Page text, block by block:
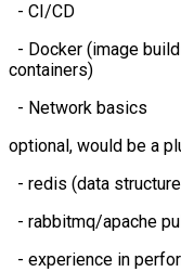
- CI/CD
- Docker (image
containers)
- Network basics
optional, would be a
- redis (data
- rabbitmq/apache
- experience in